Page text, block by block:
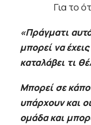
Για το
«Πράγματι
μπορεί να
καταλάβει τι
Μπορεί σε
υπάρχουν και
ομάδα και